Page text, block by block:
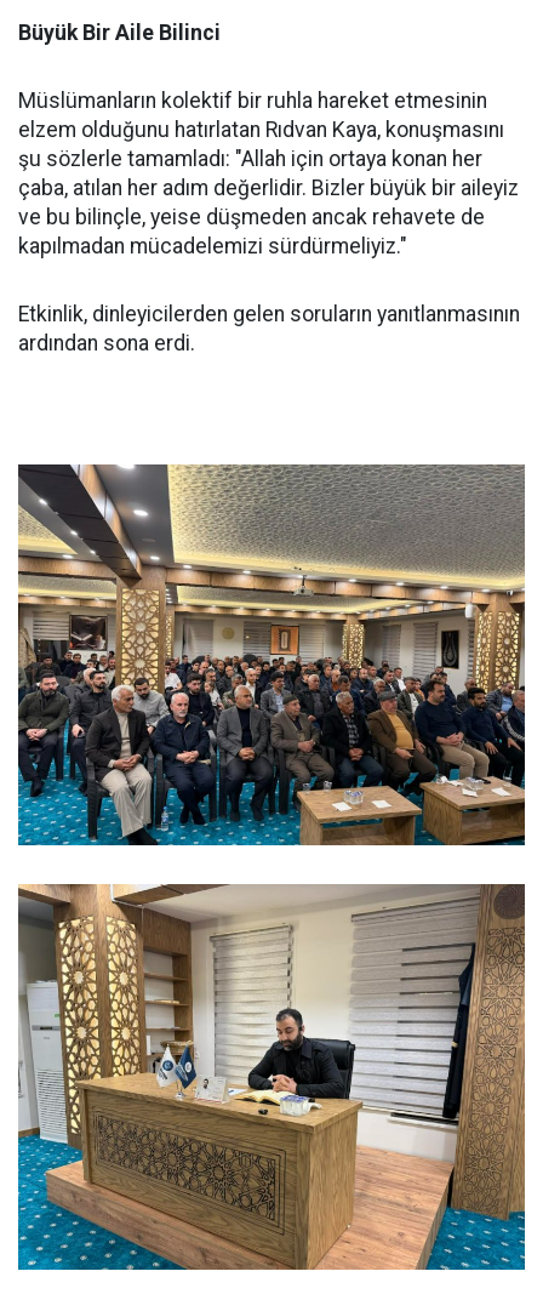
Büyük Bir Aile Bilinci
Müslümanların kolektif bir ruhla hareket etmesinin
elzem olduğunu hatırlatan Rıdvan Kaya, konuşmasını
şu sözlerle tamamladı: "Allah için ortaya konan her
çaba, atılan her adım değerlidir. Bizler büyük bir aileyiz
ve bu bilinçle, yeise düşmeden ancak rehavete de
kapılmadan mücadelemizi sürdürmeliyiz."
Etkinlik, dinleyicilerden gelen soruların yanıtlanmasının
ardından sona erdi.